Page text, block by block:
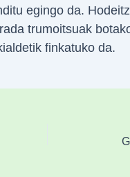
egingo da.
trumoitsuak
finkatuko da.